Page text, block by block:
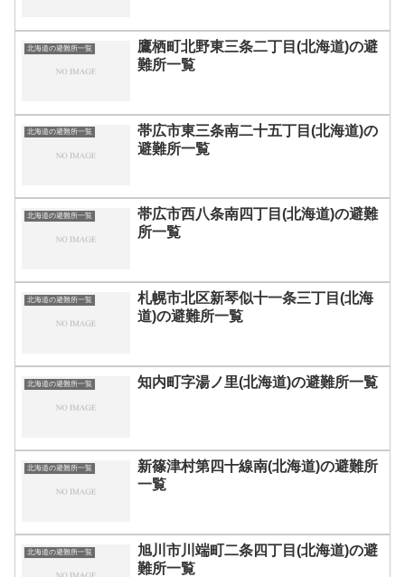
北海道の避難所一覧
鷹栖町北野東三条二丁目(北海道)の避
難所一覧
北海道の避難所一覧
帯広市東三条南二十五丁目(北海道)の
避難所一覧
北海道の避難所一覧
帯広市西八条南四丁目(北海道)の避難
所一覧
北海道の避難所一覧
札幌市北区新琴似十一条三丁目(北海
道)の避難所一覧
北海道の避難所一覧 知内町字湯ノ里(北海道)の避難所一覧
北海道の避難所一覧
新篠津村第四十線南(北海道)の避難所
一覧
北海道の避難所一覧
旭川市川端町二条四丁目(北海道)の避
難所一覧